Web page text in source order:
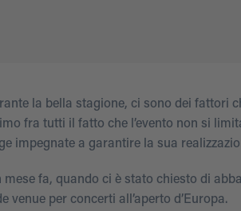
la bella stagione, ci sono dei fattori
fra tutti il fatto che l’evento non si
impegnate a garantire la sua
fa, quando ci è stato chiesto di
venue per concerti all’aperto d’Europa.